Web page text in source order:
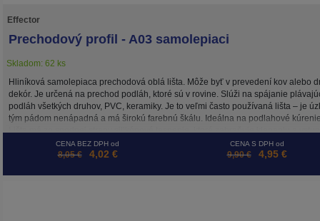
Effector
Prechodový profil - A03 samolepiaci
Skladom: 62 ks
Hliníková samolepiaca prechodová oblá lišta. Môže byť v prevedení kov alebo
dekór. Je určená na prechod podláh, ktoré sú v rovine. Slúži na spájanie
podláh všetkých druhov, PVC, keramiky. Je to veľmi často používaná lišta – je
tým pádom nenápadná a má širokú farebnú škálu. Ideálna na podlahové
prachu pod lištu.CENA BEZ DPH od
8,05 € 4,02 €
CENA S DPH od
9,90 € 4,95 €